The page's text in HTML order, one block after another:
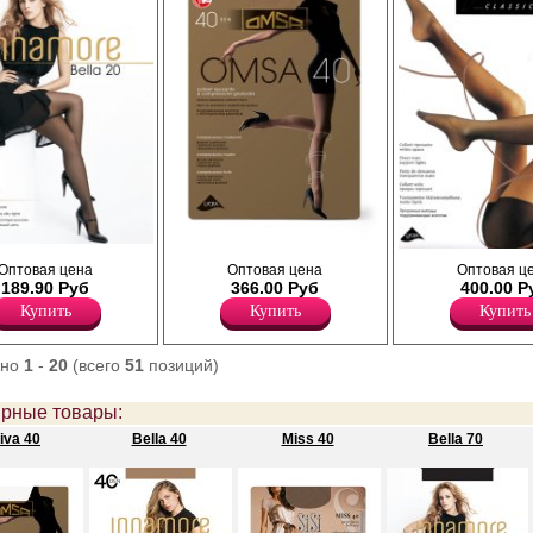
с
цена
189.90 Руб
Купить
лайкрой и распределенным по ноге
давлением, с укрепленным мыском и
утягивающими шортами, ластовица.
Плотность 40ден
Полиамид 88%
Полипропилен 1%
Эластан 11%
Оптовая цена
366.00 Руб
Купить
Прозрачные матовые колготки с
утягивающими шортиками и
распределенным по ноге
сформированная нога,
б ластовица, большие размеры с
вставкой.
Оптовая
400.00
Купить
1- 20(всего 51позиций)
товары:
40
Bella 40 Miss 40 Bella 70